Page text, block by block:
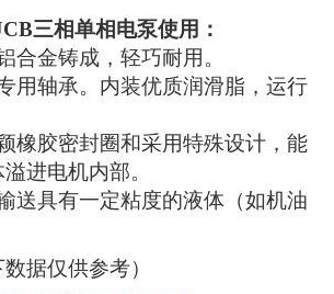
三相单相电泵使用：
合金铸成，轻巧耐用。
用轴承。内装优质润滑脂，运行
橡胶密封圈和采用特殊设计，能
进电机内部。
送具有一定粘度的液体（如机油
据仅供参考）